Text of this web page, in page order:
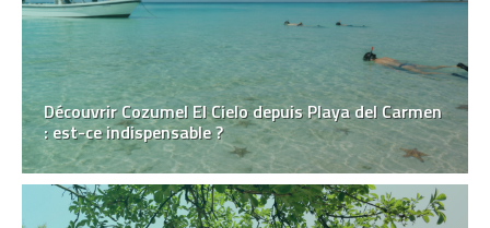
Découvrir Cozumel El Cielo depuis Playa del Carmen
: est-ce indispensable ?